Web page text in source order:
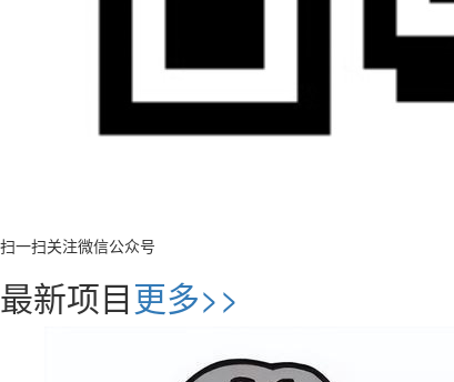
扫一扫关注微信公众号
最新项目更多>>